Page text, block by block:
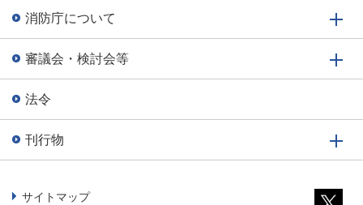
消防庁について
審議会・検討会等
法令
刊行物
サイトマップ